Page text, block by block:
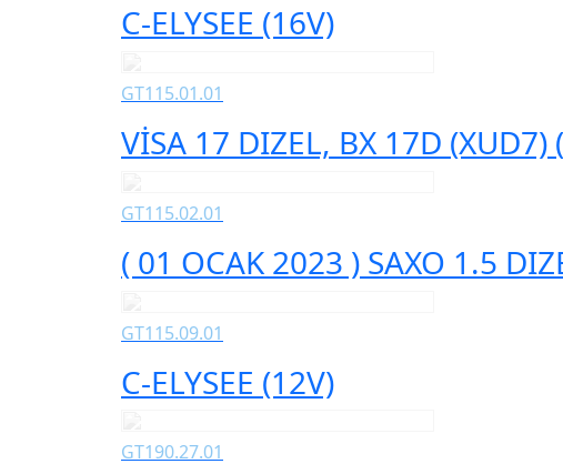
C-ELYSEE (16V)
GT115.01.01
VİSA 17 DIZEL, BX 17D (XUD7)
GT115.02.01
( 01 OCAK 2023 ) SAXO 1.5
GT115.09.01
C-ELYSEE (12V)
GT190.27.01